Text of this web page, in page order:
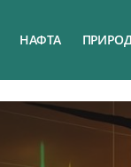
НАФТА